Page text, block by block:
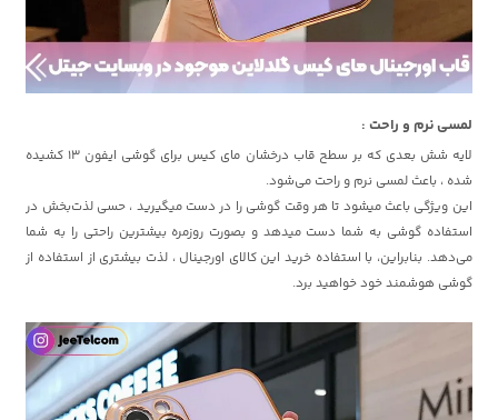
لمسی نرم و راحت :
لایه شش بعدی که بر سطح قاب درخشان مای کیس برای گوشی ایفون 13 کشیده
شده ، باعث لمسی نرم و راحت می‌شود.
این ویژگی باعث میشود تا هر وقت گوشی را در دست میگیرید ، حسی لذت‌بخش در
استفاده گوشی به شما دست میدهد و بصورت روزمره بیشترین راحتی را به شما
می‌دهد. بنابراین، با استفاده خرید این کالای اورجینال ، لذت بیشتری از استفاده از
گوشی هوشمند خود خواهید برد.